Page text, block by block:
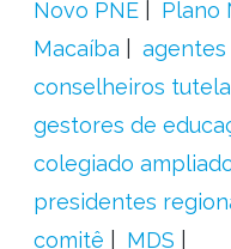
Novo PNE
Plano
Macaíba
agentes
conselheiros
gestores de
colegiado
presidentes
comitê
MDS